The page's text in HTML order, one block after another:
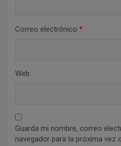
Correo electrónico *
Web
Guarda mi nombre, correo
navegador para la próxima vez